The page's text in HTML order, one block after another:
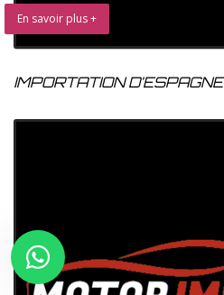
En savoir plus +
IMPORTATION D’ESPAGNE